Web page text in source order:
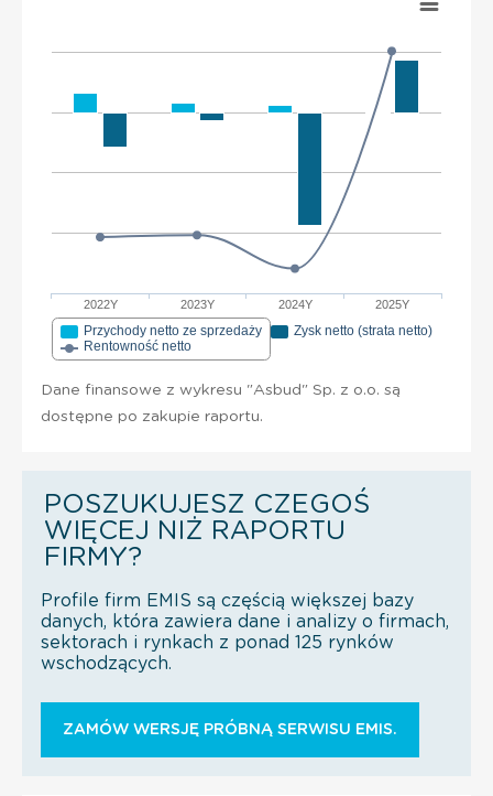
2022Y 2023Y 2024Y 2025Y
Przychody netto ze sprzedaży
Zysk netto (strata netto)
Rentowność netto
Dane finansowe z wykresu "Asbud" Sp. z o.o. są
dostępne po zakupie raportu.
POSZUKUJESZ CZEGOŚ
WIĘCEJ NIŻ RAPORTU
FIRMY?
Profile firm EMIS są częścią większej bazy
danych, która zawiera dane i analizy o firmach,
sektorach i rynkach z ponad 125 rynków
wschodzących.
ZAMÓW WERSJĘ PRÓBNĄ SERWISU EMIS.